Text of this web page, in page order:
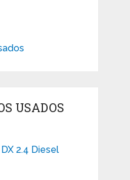
USADOS
2.4 Diesel